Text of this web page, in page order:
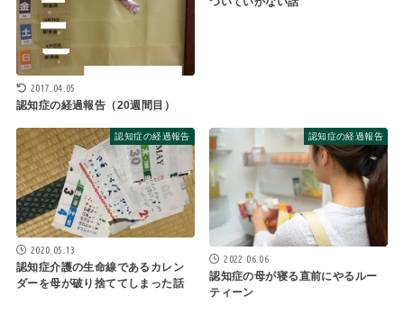
2017.04.05
認知症の経過報告（20週間目）
認知症の経過報告
2020.05.13
認知症介護の生命線であるカレン
ダーを母が破り捨ててしまった話
認知症の経過報告
2022.06.06
認知症の母が寝る直前にやるルー
ティーン